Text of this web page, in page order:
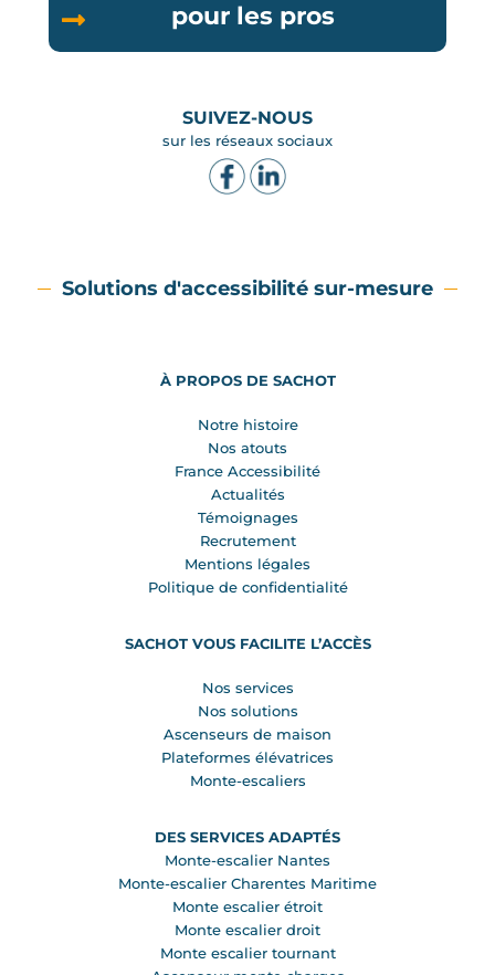
pour les pros
SUIVEZ-NOUS
sur les réseaux sociaux
Solutions d'accessibilité sur-mesure
À PROPOS DE SACHOT
Notre histoire
Nos atouts
France Accessibilité
Actualités
Témoignages
Recrutement
Mentions légales
Politique de confidentialité
SACHOT VOUS FACILITE L’ACCÈS
Nos services
Nos solutions
Ascenseurs de maison
Plateformes élévatrices
Monte-escaliers
DES SERVICES ADAPTÉS
Monte-escalier Nantes
Monte-escalier Charentes Maritime
Monte escalier étroit
Monte escalier droit
Monte escalier tournant